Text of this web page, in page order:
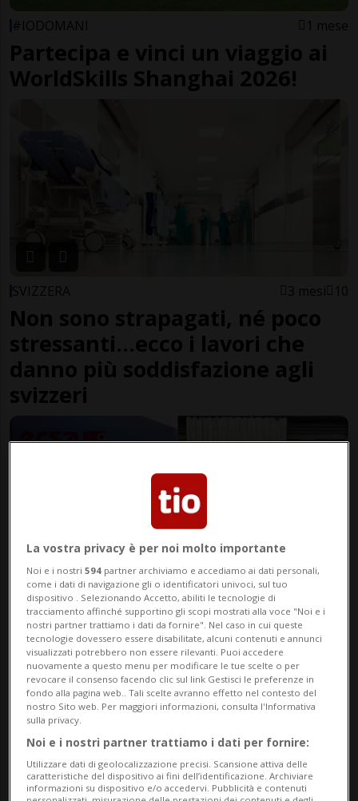
#IODOMANI 1 mese
Partecipa e vinci un viaggio ai
WorldSkills Shanghai 2026!
SVIZZERA 3 mesi 10
Non sono strapagati, né poco
stressanti...ecco i lavori che
danno più soddisfazione agli
svizzeri
BALERNA 4 mesi
ECSA Group apre le porte al
futuro: grande successo per
l’Open Day Apprendistato 2026
La vostra privacy è per noi molto importante
Noi e i nostri594 partner archiviamo e accediamo ai dati personali,
come i dati di navigazione gli o identificatori univoci, sul tuo
dispositivo . Selezionando Accetto, abiliti le tecnologie di
tracciamento affinché supportino gli scopi mostrati alla voce "Noi e i
nostri partner trattiamo i dati da fornire". Nel caso in cui queste
tecnologie dovessero essere disabilitate, alcuni contenuti e annunci
visualizzati potrebbero non essere rilevanti. Puoi accedere
nuovamente a questo menu per modificare le tue scelte o per
revocare il consenso facendo clic sul link Gestisci le preferenze in
fondo alla pagina web.. Tali scelte avranno effetto nel contesto del
nostro Sito web. Per maggiori informazioni, consulta l'Informativa
sulla privacy.
Noi e i nostri partner trattiamo i dati per fornire:
Utilizzare dati di geolocalizzazione precisi. Scansione attiva delle
caratteristiche del dispositivo ai fini dell’identificazione. Archiviare
informazioni su dispositivo e/o accedervi. Pubblicità e contenuti